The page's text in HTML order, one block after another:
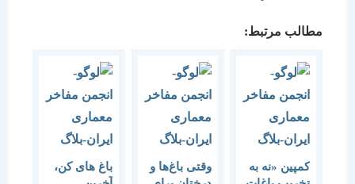
مطالب مرتبط:
کمپین «نه به
وقتی باغ‌ها و
باغ های کن،